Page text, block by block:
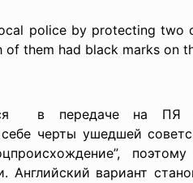
police by protecting two
them had black marks on
в передаче на ПЯ
черты ушедшей
вариант